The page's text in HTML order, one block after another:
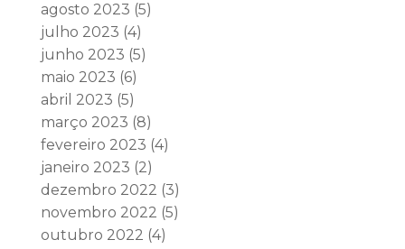
agosto 2023 (5)
julho 2023 (4)
junho 2023 (5)
maio 2023 (6)
abril 2023 (5)
março 2023 (8)
fevereiro 2023 (4)
janeiro 2023 (2)
dezembro 2022 (3)
novembro 2022 (5)
outubro 2022 (4)